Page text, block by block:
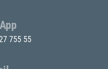
755 55